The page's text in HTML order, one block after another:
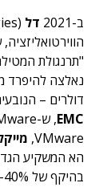
ב-2021
דל
"תרנגולת
נאלצה להיפרד
דולרים –
EMC
VMware,
הא המשקיע
בהיקף של 35-40% ממניותיה בשווי של כ-15 מיליארד דולר.